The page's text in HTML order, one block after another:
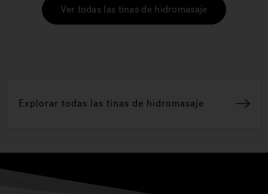
Ver todas las tinas de hidromasaje
Explorar todas las tinas de hidromasaje